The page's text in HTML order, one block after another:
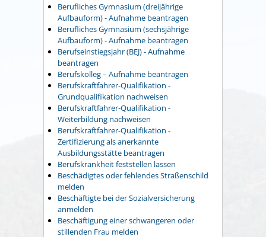
Berufliches Gymnasium (dreijährige
Aufbauform) - Aufnahme beantragen
Berufliches Gymnasium (sechsjährige
Aufbauform) - Aufnahme beantragen
Berufseinstiegsjahr (BEJ) - Aufnahme
beantragen
Berufskolleg – Aufnahme beantragen
Berufskraftfahrer-Qualifikation -
Grundqualifikation nachweisen
Berufskraftfahrer-Qualifikation -
Weiterbildung nachweisen
Berufskraftfahrer-Qualifikation -
Zertifizierung als anerkannte
Ausbildungsstätte beantragen
Berufskrankheit feststellen lassen
Beschädigtes oder fehlendes Straßenschild
melden
Beschäftigte bei der Sozialversicherung
anmelden
Beschäftigung einer schwangeren oder
stillenden Frau melden